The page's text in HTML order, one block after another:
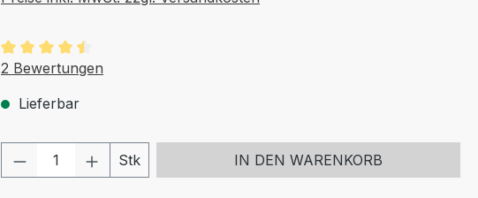
Durchschnittliche Bewertung von 4.5 von 5 Sternen
2 Bewertungen
Lieferbar
Produkt Anzahl: Gib den gewünschten Wert
Stk IN DEN WARENKORB